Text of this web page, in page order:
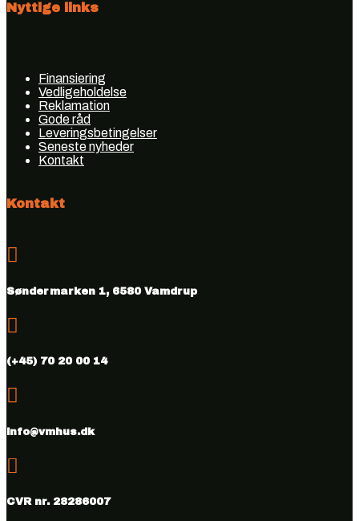
Nyttige links
Finansiering
Vedligeholdelse
Reklamation
Gode råd
Leveringsbetingelser
Seneste nyheder
Kontakt
Kontakt

Søndermarken 1, 6580 Vamdrup

(+45) 70 20 00 14

info@vmhus.dk

CVR nr. 28286007